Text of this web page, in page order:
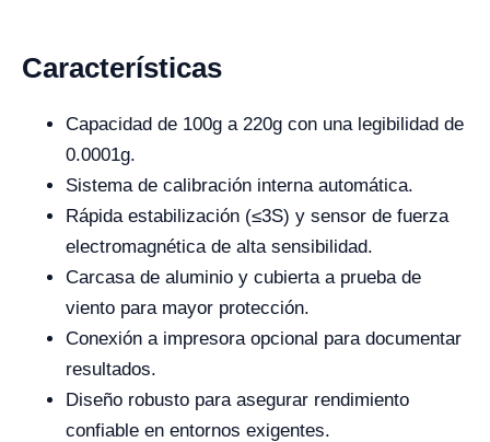
Características
Capacidad de 100g a 220g con una legibilidad de
0.0001g.
Sistema de calibración interna automática.
Rápida estabilización (≤3S) y sensor de fuerza
electromagnética de alta sensibilidad.
Carcasa de aluminio y cubierta a prueba de
viento para mayor protección.
Conexión a impresora opcional para documentar
resultados.
Diseño robusto para asegurar rendimiento
confiable en entornos exigentes.